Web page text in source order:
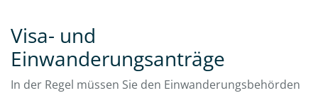
Visa- und
Einwanderungsanträge
In der Regel müssen Sie den Einwanderungsbehörden